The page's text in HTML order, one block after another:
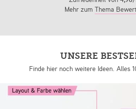
Mehr zum Thema
UNSERE
Finde hier noch weitere Ideen. Alles